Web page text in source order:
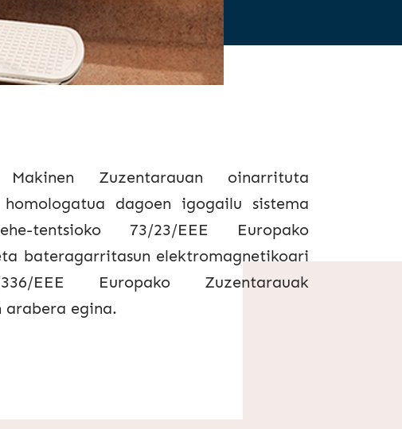
Zuzentarauan oinarrituta
dagoen igogailu sistema
tentsioko 73/23/EEE Europako
bateragarritasun elektromagnetikoari
EEE Europako Zuzentarauak
arabera egina.